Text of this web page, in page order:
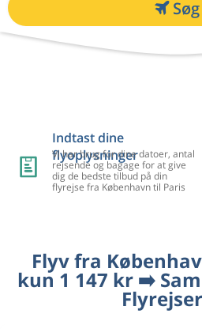
Søg
Indtast dine
flyoplysninger
Vi har brug for dine datoer, antal
rejsende og bagage for at give
dig de bedste tilbud på din
flyrejse fra København til Paris
Flyv fra
kun 1 147 kr ➡️